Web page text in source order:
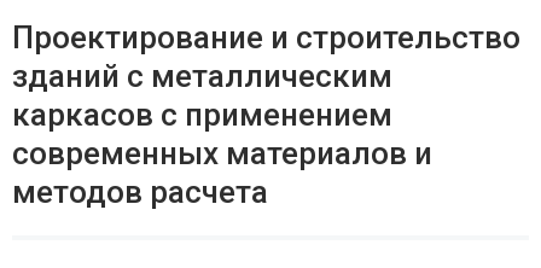
Проектирование и строительство
зданий с металлическим
каркасов с применением
современных материалов и
методов расчета